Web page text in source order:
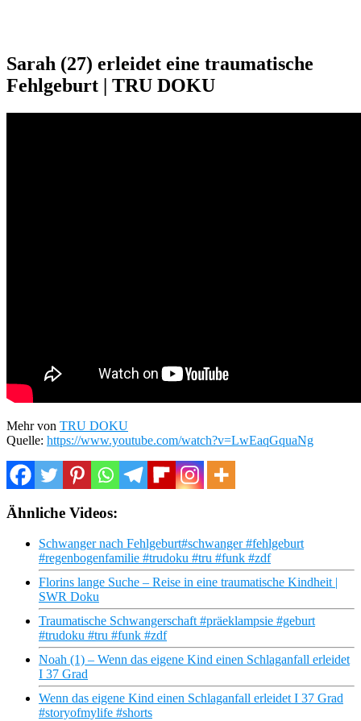
Sarah (27) erleidet eine traumatische
Fehlgeburt | TRU DOKU
Mehr von TRU DOKU
Quelle: https://www.youtube.com/watch?v=LwEaqGquaNg
Ähnliche Videos:
Schwanger nach Fehlgeburt#schwanger #fehlgeburt
#regenbogenfamilie #trudoku #tru #funk #zdf
Florins lange Suche – Reise in eine traumatische Kindheit |
SWR Doku
Traumatische Schwangerschaft #präeklampsie #geburt
#trudoku #tru #funk #zdf
Noah (1) – Wenn das eigene Kind einen Schlaganfall erleidet
I 37 Grad
Wenn das eigene Kind einen Schlaganfall erleidet I 37 Grad
#storyofmylife #shorts